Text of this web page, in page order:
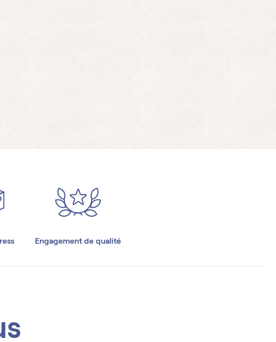
Engagement de qualité